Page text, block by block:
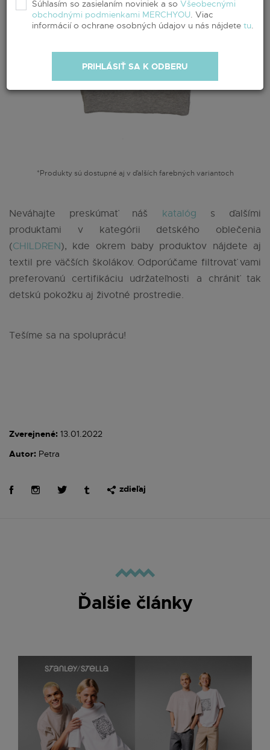
*Produkty sú dostupné aj v ďalších farebných variantoch
Neváhajte preskúmať náš katalóg s ďalšími
produktami v kategórii detského oblečenia
(CHILDREN), kde okrem baby produktov nájdete aj
textil pre väčších školákov. Odporúčame filtrovať vami
preferovanú certifikáciu udržateľnosti a chrániť tak
detskú pokožku aj životné prostredie.
Tešíme sa na spoluprácu!
Zverejnené: 13.01.2022
Autor: Petra
zdieľaj
Ďalšie články
Súhlasím so zasielaním noviniek a so Všeobecnými
obchodnými podmienkami MERCHYOU . Viac
informácií o ochrane osobných údajov u nás nájdete tu
PRIHLÁSIŤ SA K ODBERU